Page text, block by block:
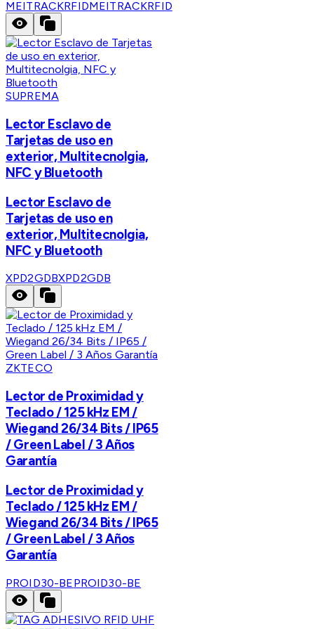
MEITRACKRFIDMEITRACKRFID
SUPREMA
Lector Esclavo de
Tarjetas de uso en
exterior, Multitecnolgia,
NFC y Bluetooth
Lector Esclavo de
Tarjetas de uso en
exterior, Multitecnolgia,
NFC y Bluetooth
XPD2GDBXPD2GDB
ZKTECO
Lector de Proximidad y
Teclado / 125 kHz EM /
Wiegand 26/34 Bits / IP65
/ Green Label / 3 Años
Garantía
Lector de Proximidad y
Teclado / 125 kHz EM /
Wiegand 26/34 Bits / IP65
/ Green Label / 3 Años
Garantía
PROID30-BEPROID30-BE